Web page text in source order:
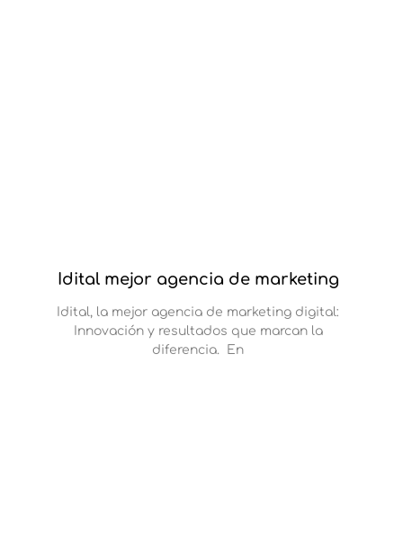
Idital mejor agencia de marketing
Idital, la mejor agencia de marketing digital:
Innovación y resultados que marcan la
diferencia. En